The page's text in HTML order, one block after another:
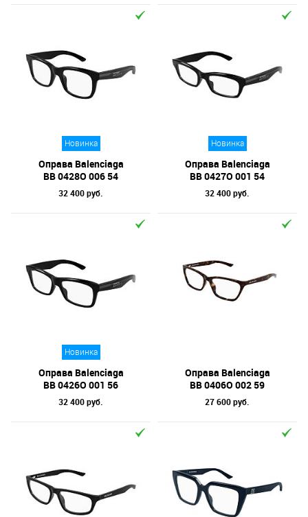
Новинка
Оправа Balenciaga
BB 0428O 006 54
32 400 руб.
Новинка
Оправа Balenciaga
BB 0427O 001 54
32 400 руб.
Новинка
Оправа Balenciaga
BB 0426O 001 56
32 400 руб.
Оправа Balenciaga
BB 0406O 002 59
27 600 руб.